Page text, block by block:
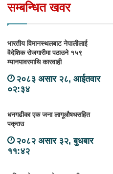
सम्बन्धित खवर
भारतीय विमानस्थलबाट नेपालीलाई
वैदेशिक रोजगारीमा पठाउने १५९
म्यानपावरमाथि कारवाही
२०८३ असार २८, आईतवार
०२:३४
धनगढीका एक जना लागूऔषधसहित
पक्राउ
२०८२ असार ३२, बुधबार
११:४२